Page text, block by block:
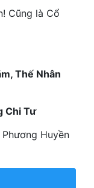
Cũng là Cổ
Thế Nhân
Chi Tư
Huyền